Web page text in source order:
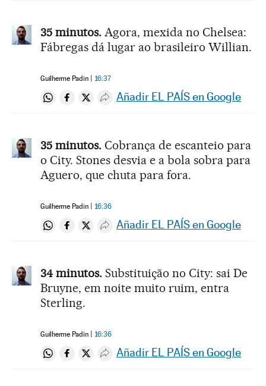
35 minutos. Agora, mexida no Chelsea:
Fábregas dá lugar ao brasileiro Willian.
Guilherme Padin 16:37
Compartir en Whatsapp
Compartir en Facebook
Compartir en Twitter
Desplegar Redes Sociales
Añadir EL PAÍS en Google
35 minutos. Cobrança de escanteio para
o City. Stones desvia e a bola sobra para
Aguero, que chuta para fora.
Guilherme Padin 16:36
Compartir en Whatsapp
Compartir en Facebook
Compartir en Twitter
Desplegar Redes Sociales
Añadir EL PAÍS en Google
34 minutos. Substituição no City: sai De
Bruyne, em noite muito ruim, entra
Sterling.
Guilherme Padin 16:36
Compartir en Whatsapp
Compartir en Facebook
Compartir en Twitter
Desplegar Redes Sociales
Añadir EL PAÍS en Google